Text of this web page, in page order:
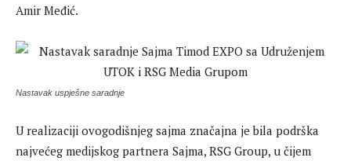
Amir Međić.
Nastavak uspješne saradnje
U realizaciji ovogodišnjeg sajma značajna je bila podrška
najvećeg medijskog partnera Sajma, RSG Group, u čijem